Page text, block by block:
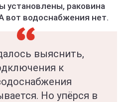
установлены, раковина
вот водоснабжения нет.
выяснить,
к
Но упёрся в